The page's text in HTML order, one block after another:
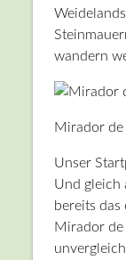
wandern
Mirador de
Unser
Und gleich
bereits
Mirador de